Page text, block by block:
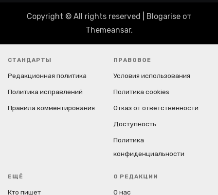
Copyright © All rights reserved Blogariseот
Themeansar.
СТАНДАРТЫ
Редакционная политика
Политика исправлений
Правила комментирования
ПРАВОВОЕ
Условия использования
Политика cookies
Отказ от ответственности
Доступность
Политика
конфиденциальности
ЕЩЁ
Кто пишет
О РЕДАКЦИИ
О нас